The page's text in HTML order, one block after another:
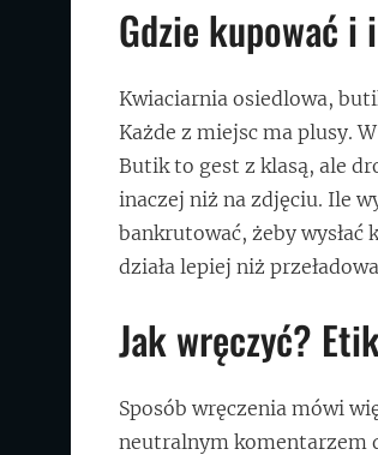
Gdzie kupować
Kwiaciarnia osiedlowa,
Każde z miejsc ma plusy.
Butik to gest z klasą, ale
inaczej niż na zdjęciu. Ile
bankrutować, żeby
działa lepiej niż
Jak wręczyć?
Sposób wręczenia mówi
neutralnym komentarzem